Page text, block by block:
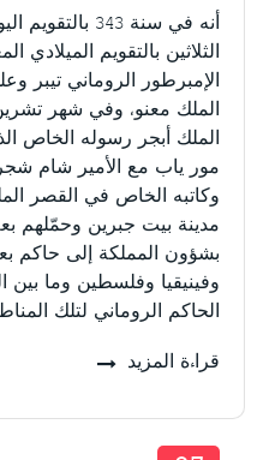
أنه في سنة 343
الثلاثين بالتقويم الميلادي
الإمبرطور الروماني تيبر
الملك معنو، وفي شهر
الملك أبجر رسوله الخاص
مور ياب مع الأمير شام
وكاتبه الخاص في القصر
مدينة بيت جبرين وحمّلهم
بشؤون المملكة إلى حاكم
وفينيقيا وفلسطين وما بين
الحاكم الروماني لتلك
قراءة المزيد